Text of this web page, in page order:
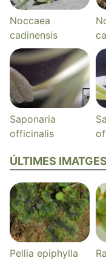
Noccaea
cadinensis
Saponaria
officinalis
ÚLTIMES
Pellia epiphylla